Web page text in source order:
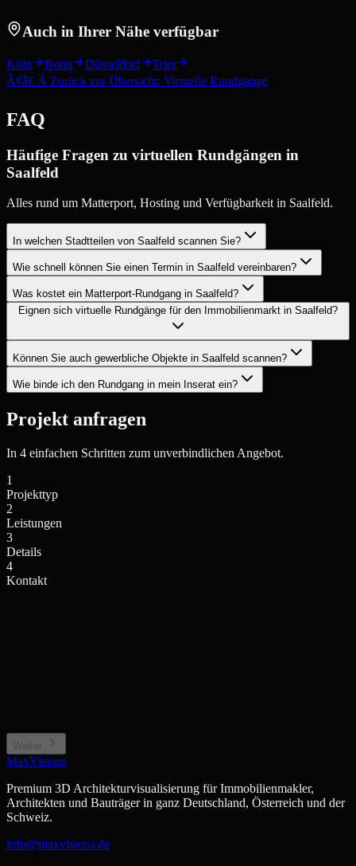
Auch in Ihrer Nähe verfügbar
Köln Bonn Düsseldorf
Trier
Ã¢â€ Â Zurück zur Übersicht: Virtuelle Rundgänge
FAQ
Häufige Fragen zu virtuellen Rundgängen in
Saalfeld
Alles rund um Matterport, Hosting und Verfügbarkeit in Saalfeld.
In welchen Stadtteilen von Saalfeld scannen Sie?
Wie schnell können Sie einen Termin in Saalfeld vereinbaren?
Was kostet ein Matterport-Rundgang in Saalfeld?
Eignen sich virtuelle Rundgänge für den Immobilienmarkt in Saalfeld?
Können Sie auch gewerbliche Objekte in Saalfeld scannen?
Wie binde ich den Rundgang in mein Inserat ein?
Projekt anfragen
In 4 einfachen Schritten zum unverbindlichen Angebot.
1
Projekttyp
2
Leistungen
3
Details
4
Kontakt
Weiter
MaxVisions
Premium 3D Architekturvisualisierung für Immobilienmakler,
Architekten und Bauträger in ganz Deutschland, Österreich und der
Schweiz.
info@maxvisions.de